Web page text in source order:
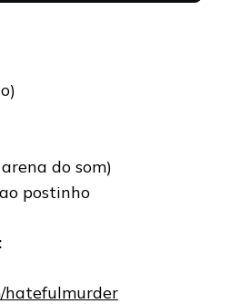
do som)
postinho
hatefulmurder